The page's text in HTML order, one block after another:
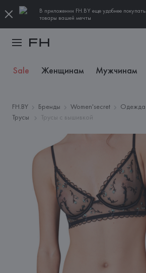
В приложении FH.BY еще удобнее покупать
товары вашей мечты
Sale Женщинам Мужчинам
FH.BY Бренды Women'secret Одежда
Трусы
Трусы с вышивкой